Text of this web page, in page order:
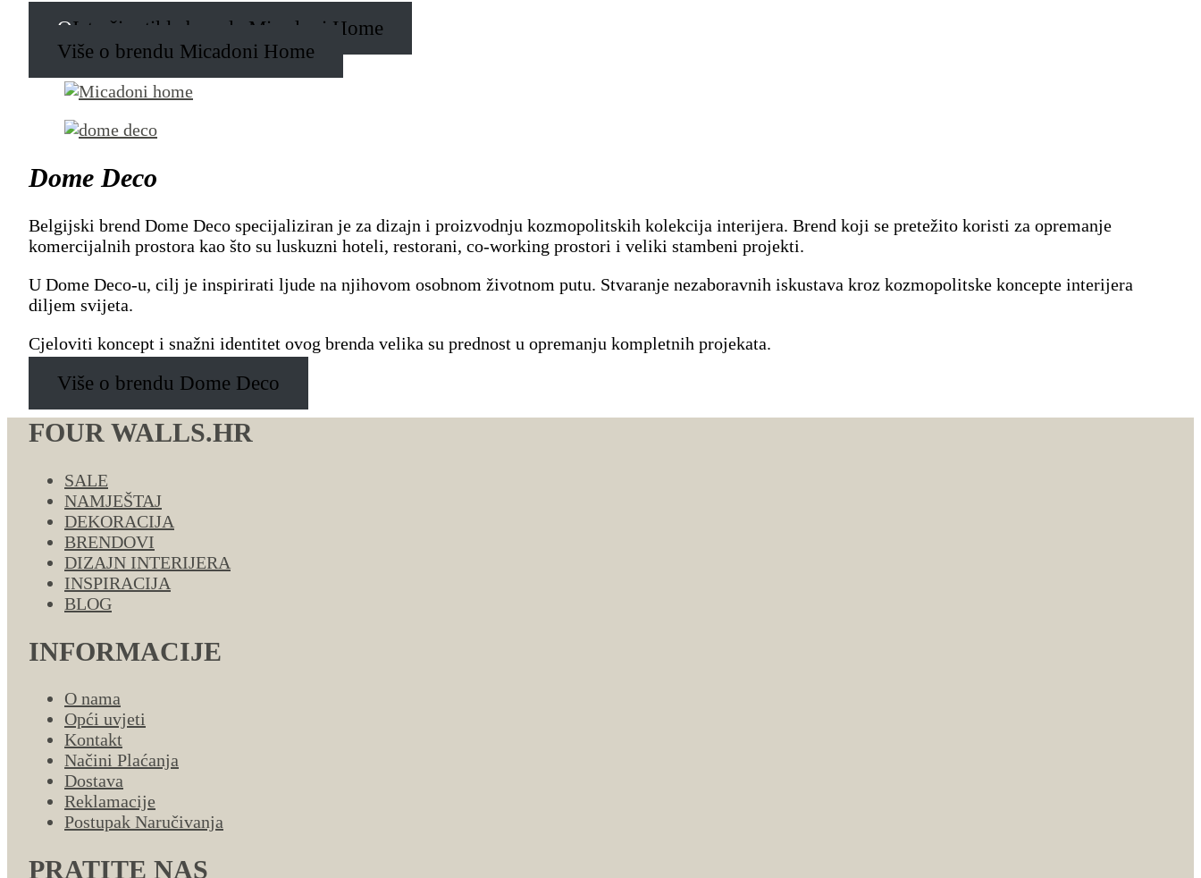
OIstraži artikle brenda Micadoni Home
Više o brendu Micadoni Home
Dome Deco
Belgijski brend Dome Deco specijaliziran je za dizajn i proizvodnju kozmopolitskih kolekcija interijera. Brend koji se pretežito koristi za opremanje
komercijalnih prostora kao što su luskuzni hoteli, restorani, co-working prostori i veliki stambeni projekti.
U Dome Deco-u, cilj je inspirirati ljude na njihovom osobnom životnom putu. Stvaranje nezaboravnih iskustava kroz kozmopolitske koncepte interijera
diljem svijeta.
Cjeloviti koncept i snažni identitet ovog brenda velika su prednost u opremanju kompletnih projekata.
Više o brendu Dome Deco
FOUR WALLS.HR
SALE
NAMJEŠTAJ
DEKORACIJA
BRENDOVI
DIZAJN INTERIJERA
INSPIRACIJA
BLOG
INFORMACIJE
O nama
Opći uvjeti
Kontakt
Načini Plaćanja
Dostava
Reklamacije
Postupak Naručivanja
PRATITE NAS